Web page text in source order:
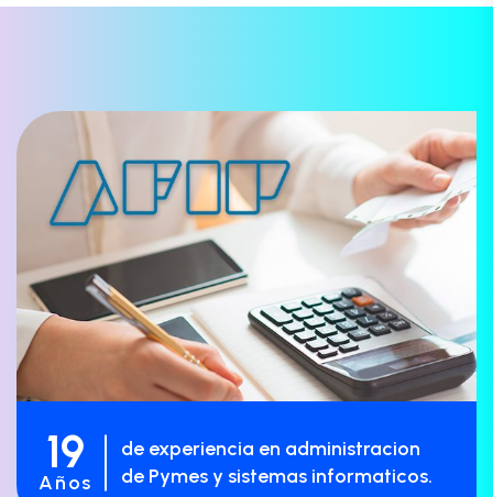
19
Años
de experiencia en administracion
de Pymes y sistemas informaticos.